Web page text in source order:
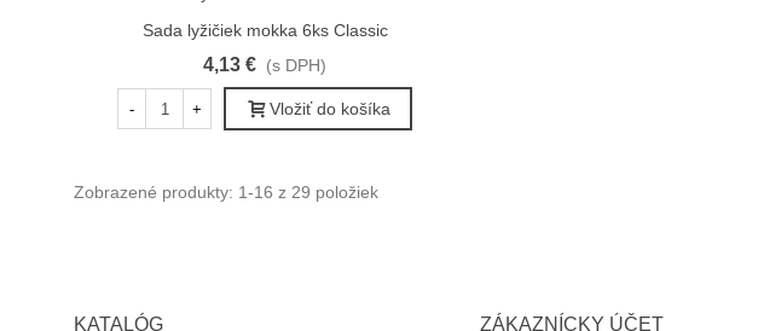
Rýchly náhľad
Sada lyžičiek mokka 6ks Classic
4,13 € (s DPH)
- + Vložiť do košíka
Zobrazené produkty: 1-16 z 29 položiek
KATALÓG ZÁKAZNÍCKY ÚČET